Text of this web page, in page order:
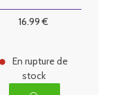
16.99 €
En rupture de
stock